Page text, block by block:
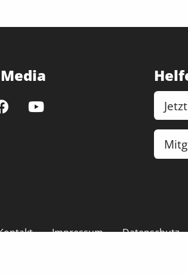
Impressum Datenschutz